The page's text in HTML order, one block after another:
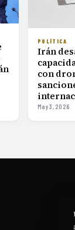
POLÍTICA
Irán
con
May 3, 2026